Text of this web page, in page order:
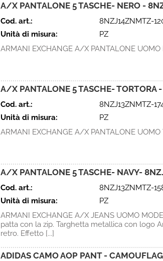
A/X PANTALONE 5 TASCHE- NERO -
Cod. art.:
8NZJ14ZNMTZ-
Unità di misura:
PZ
ARMANI EXCHANGE A/X PANTALONE UOMO
A/X PANTALONE 5 TASCHE- TORTORA
Cod. art.:
8NZJ13ZNMTZ-
Unità di misura:
PZ
ARMANI EXCHANGE A/X PANTALONE UOMO
A/X PANTALONE 5 TASCHE- NAVY-
Cod. art.:
8NZJ13ZNMTZ-
Unità di misura:
PZ
ARMANI EXCHANGE A/X JEANS UOMO
patta con la zip. Targhetta metallica con logo
retro. Effetto [...]
ADIDAS CAMO AOP PANT -